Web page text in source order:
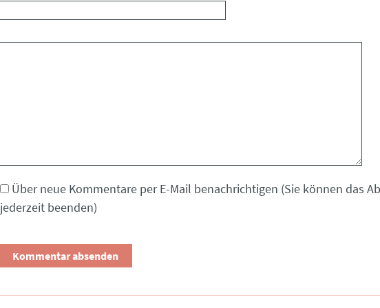
Über neue Kommentare per E-Mail benachrichtigen (Sie können das
jederzeit beenden)